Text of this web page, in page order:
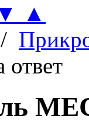
▲
/
ответ